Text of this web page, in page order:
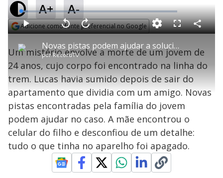
A+ A-
Adicione como fonte preferencial no Google
P
l
a
y
V
Novas pistas podem ajudar a solucionar caso do jovem de 24 anos morto na linha trem
porRecordTV
P V
a
r
0
e
g
n
d
s
A
n
ç
a
1
u
n
o
s
M
u
L
o
a
d
e
4
.
3
4
%
F
l
s
c
r
n
C
o
a
r
i
l
Um mistério envolve a morte de um jovem de
24 anos, cujo corpo foi encontrado na linha do
trem. Lucas havia sumido depois de sair do
apartamento que dividia com um amigo. Novas
pistas encontradas pela família do jovem
podem ajudar no caso. A mãe encontrou o
celular do filho e desconfiou de um detalhe:
tudo o que tinha no aparelho foi apagado.